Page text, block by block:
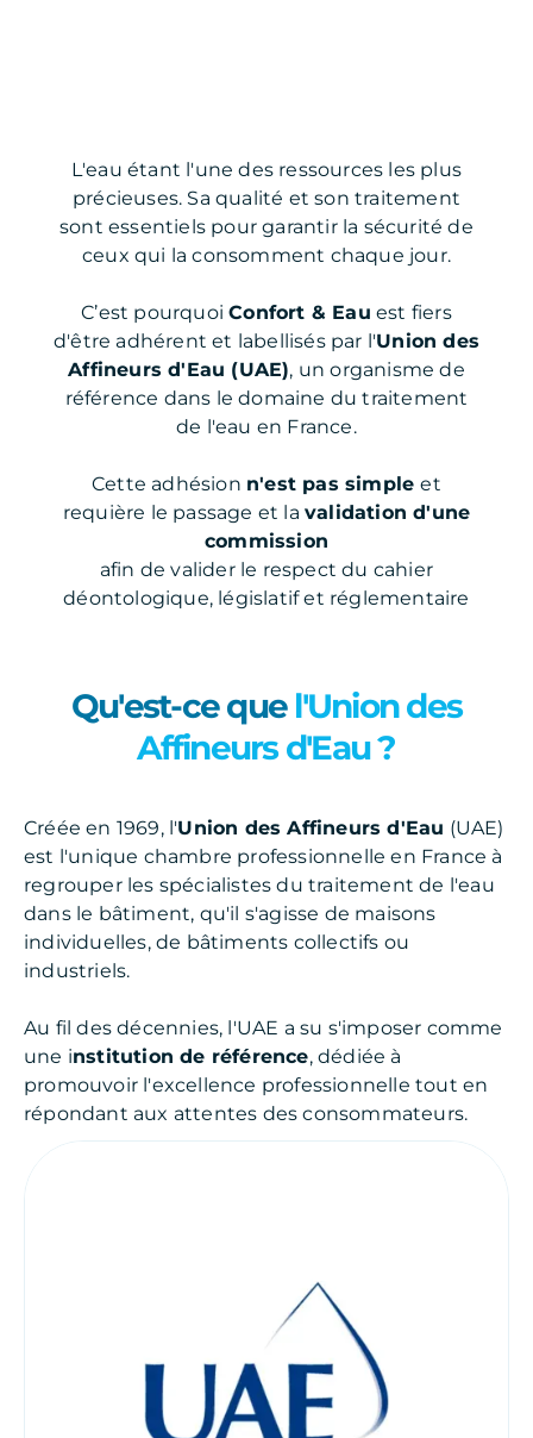
L'eau étant l'une des ressources les plus
précieuses. Sa qualité et son traitement
sont essentiels pour garantir la sécurité de
ceux qui la consomment chaque jour.
C’est pourquoiConfort & Eau est fiers
d'être adhérent et labellisés par l'Union des
Affineurs d'Eau (UAE), un organisme de
référence dans le domaine du traitement
de l'eau en France.
Cette adhésion n'est pas simpleet
requière le passage et la validation d'une
commission
afin de valider le respect du cahier
déontologique, législatif et réglementaire
Qu'est-ce quel'Union des
Affineurs d'Eau ?
Créée en 1969, l'Union des Affineurs d'Eau (UAE)
est l'unique chambre professionnelle en France à
regrouper les spécialistes du traitement de l'eau
dans le bâtiment, qu'il s'agisse de maisons
individuelles, de bâtiments collectifs ou
industriels.
Au fil des décennies, l'UAE a su s'imposer comme
une institution de référence, dédiée à
promouvoir l'excellence professionnelle tout en
répondant aux attentes des consommateurs.